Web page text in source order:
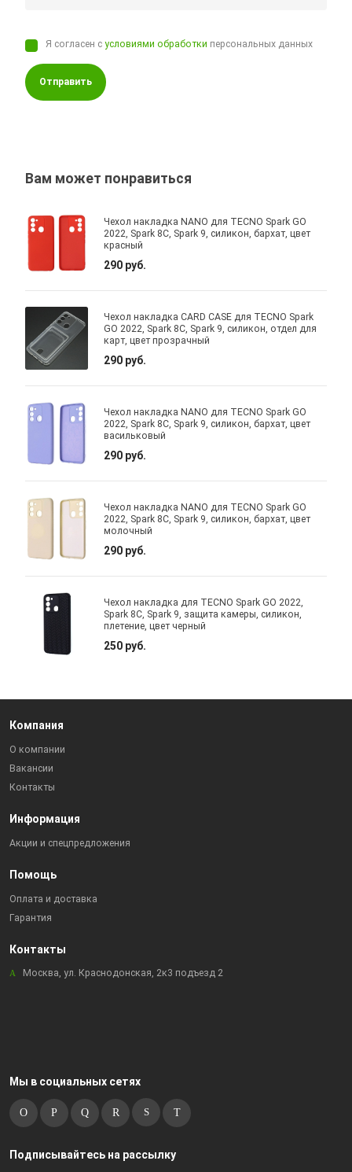
Я согласен сусловиями обработки персональных данных
Отправить
Вам может понравиться
Чехол накладка NANO для TECNO Spark GO
2022, Spark 8C, Spark 9, силикон, бархат, цвет
красный
290 руб.
Чехол накладка CARD CASE для TECNO Spark
GO 2022, Spark 8C, Spark 9, силикон, отдел для
карт, цвет прозрачный
290 руб.
Чехол накладка NANO для TECNO Spark GO
2022, Spark 8C, Spark 9, силикон, бархат, цвет
васильковый
290 руб.
Чехол накладка NANO для TECNO Spark GO
2022, Spark 8C, Spark 9, силикон, бархат, цвет
молочный
290 руб.
Чехол накладка для TECNO Spark GO 2022,
Spark 8C, Spark 9, защита камеры, силикон,
плетение, цвет черный
250 руб.
Компания
О компании
Вакансии
Контакты
Информация
Акции и спецпредложения
Помощь
Оплата и доставка
Гарантия
Контакты
Москва, ул. Краснодонская, 2к3 подъезд 2
Мы в социальных сетях
Подписывайтесь на рассылку